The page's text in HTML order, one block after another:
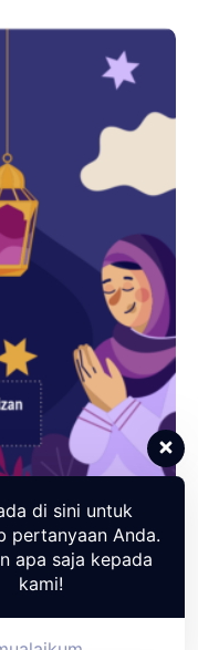
di sini untuk
pertanyaan Anda.
apa saja kepada
kami!